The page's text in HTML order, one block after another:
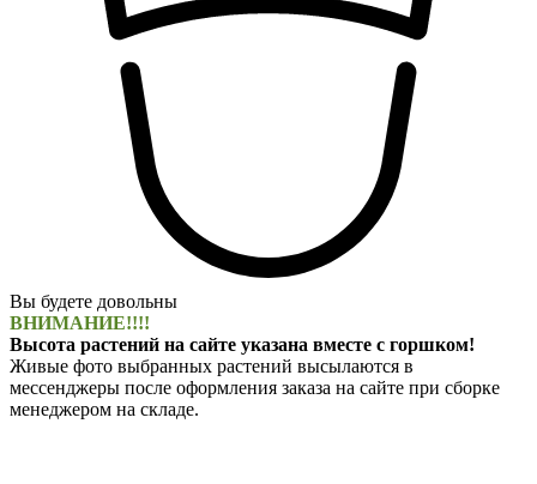
Вы будете довольны
ВНИМАНИЕ!!!!
Высота растений на сайте указана вместе с горшком!
Живые фото выбранных растений высылаются в
мессенджеры после оформления заказа на сайте при сборке
менеджером на складе.